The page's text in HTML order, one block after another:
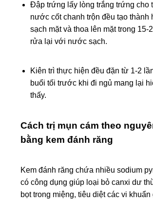
Đập trứng lấy lòng trắng trứng cho
nước cốt chanh trộn đều tạo thành
sạch mặt và thoa lên mặt trong 15-
rửa lại với nước sạch.
Kiên trì thực hiện đều đặn từ 1-2
buổi tối trước khi đi ngủ mang lại
thấy.
Cách trị mụn cám theo
bằng kem đánh răng
Kem đánh răng chứa nhiều sodium
có công dụng giúp loại bỏ canxi dư
bọt trong miệng, tiêu diệt các vi khuẩn